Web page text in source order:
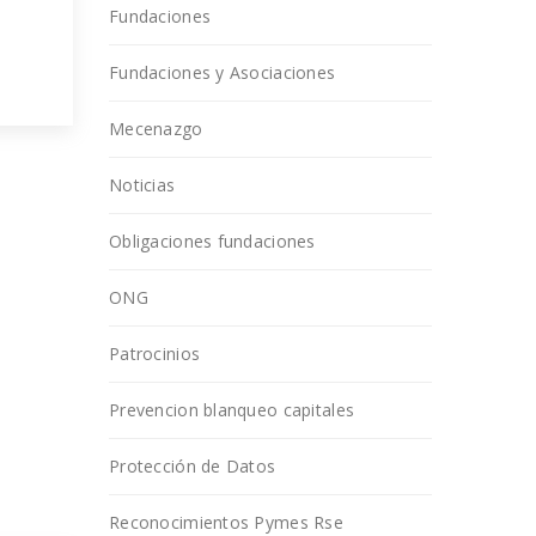
Fundaciones
Fundaciones y Asociaciones
Mecenazgo
Noticias
Obligaciones fundaciones
ONG
Patrocinios
Prevencion blanqueo capitales
Protección de Datos
Reconocimientos Pymes Rse